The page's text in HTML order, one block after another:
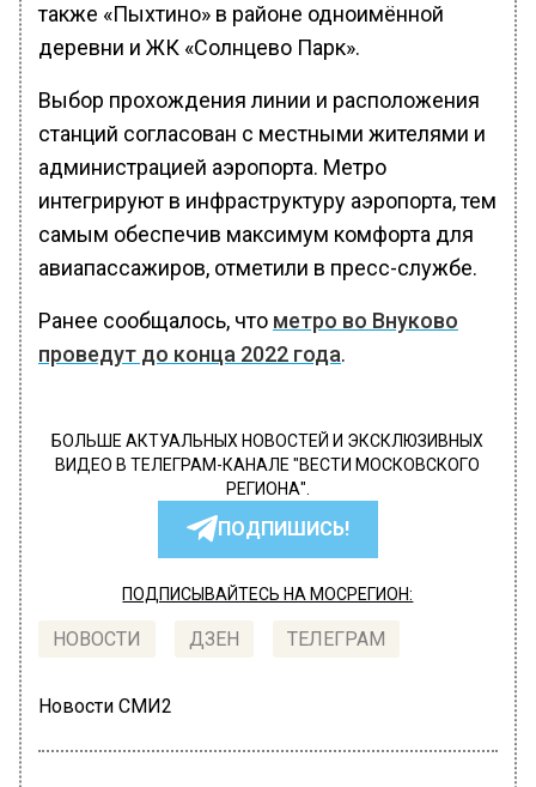
также «Пыхтино» в районе одноимённой
деревни и ЖК «Солнцево Парк».
Выбор прохождения линии и расположения
станций согласован с местными жителями и
администрацией аэропорта. Метро
интегрируют в инфраструктуру аэропорта, тем
самым обеспечив максимум комфорта для
авиапассажиров, отметили в пресс-службе.
Ранее сообщалось, что метро во Внуково
проведут до конца 2022 года.
БОЛЬШЕ АКТУАЛЬНЫХ НОВОСТЕЙ И ЭКСКЛЮЗИВНЫХ
ВИДЕО В ТЕЛЕГРАМ-КАНАЛЕ "ВЕСТИ МОСКОВСКОГО
РЕГИОНА".
ПОДПИШИСЬ!
ПОДПИСЫВАЙТЕСЬ НА МОСРЕГИОН:
НОВОСТИ ДЗЕН ТЕЛЕГРАМ
Новости СМИ2